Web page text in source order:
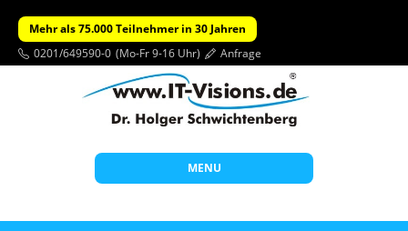
Mehr als 75.000 Teilnehmer in 30 Jahren
0201/649590-0 (Mo-Fr 9-16 Uhr) Anfrage
MENU
Start